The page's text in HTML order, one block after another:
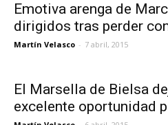
Emotiva arenga de
dirigidos tras perder
Martín Velasco - 7 abril, 2015
El Marsella de Bielsa
excelente oportunidad